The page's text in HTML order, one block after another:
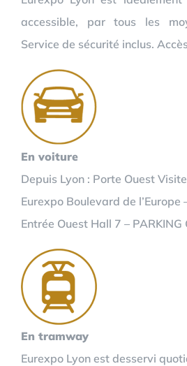
accessible, par tous les
Service de sécurité inclus.
En voiture
Depuis Lyon : Porte Ouest
Eurexpo Boulevard de l’Europe
Entrée Ouest Hall 7 – PARKING
En tramway
Eurexpo Lyon est desservi